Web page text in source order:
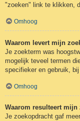
"zoeken" link te klikken,
Omhoog
Waarom levert mijn
Je zoekterm was
mogelijk teveel termen
specifieker en gebruik,
Omhoog
Waarom resulteert
Je zoekopdracht gaf